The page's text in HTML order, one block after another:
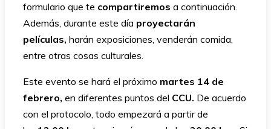
formulario que te compartiremos a continuación.
Además, durante este día proyectarán
películas, harán exposiciones, venderán comida,
entre otras cosas culturales.
Este evento se hará el próximo martes 14 de
febrero, en diferentes puntos del CCU. De acuerdo
con el protocolo, todo empezará a partir de